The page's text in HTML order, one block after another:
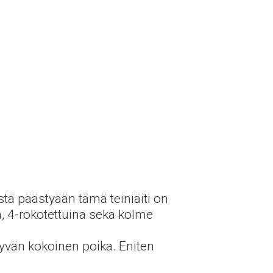
päästyään tämä teiniäiti on
4-rokotettuina sekä kolme
kokoinen poika. Eniten